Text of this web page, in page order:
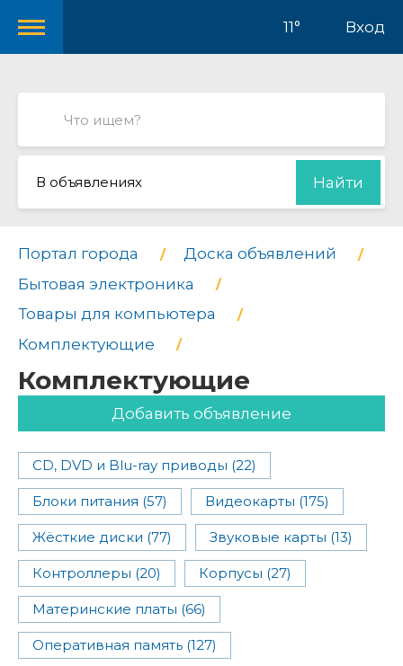
11° Вход
В объявлениях Найти
Портал города
Доска объявлений
Бытовая электроника
Товары для компьютера
Комплектующие
Комплектующие
Добавить объявление
CD, DVD и Blu-ray приводы (22)
Блоки питания (57) Видеокарты (175)
Жёсткие диски (77) Звуковые карты (13)
Контроллеры (20) Корпусы (27)
Материнские платы (66)
Оперативная память (127)